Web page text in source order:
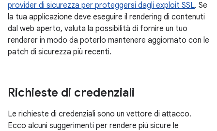
provider di sicurezza per proteggersi dagli exploit SSL. Se
la tua applicazione deve eseguire il rendering di contenuti
dal web aperto, valuta la possibilità di fornire un tuo
renderer in modo da poterlo mantenere aggiornato con le
patch di sicurezza più recenti.
Richieste di credenziali
Le richieste di credenziali sono un vettore di attacco.
Ecco alcuni suggerimenti per rendere più sicure le